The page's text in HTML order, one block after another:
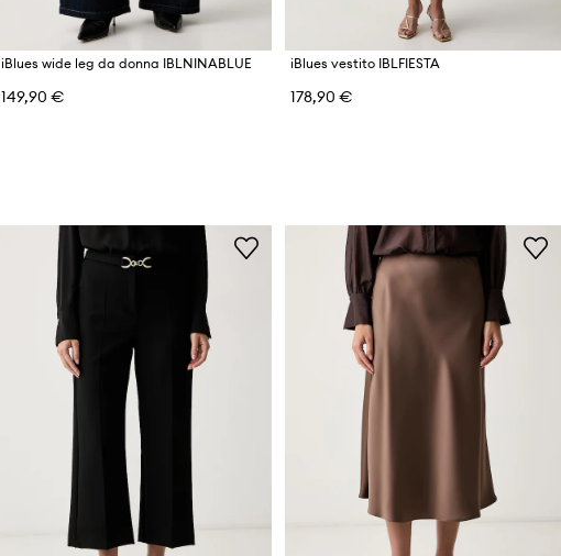
iBlues wide leg da donna IBLNINABLUE
149,90 €
iBlues vestito IBLFIESTA
178,90 €